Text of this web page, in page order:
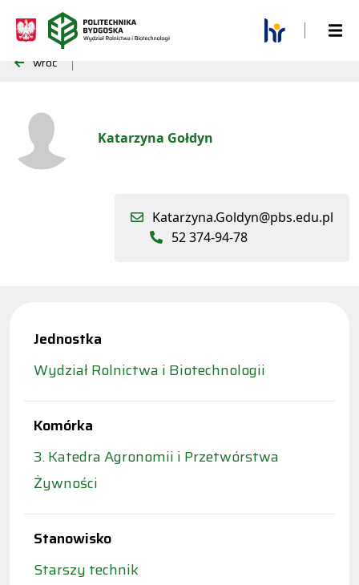
wróć
Katarzyna Gołdyn
Katarzyna.Goldyn@pbs.edu.pl
52 374-94-78
Jednostka
Wydział Rolnictwa i Biotechnologii
Komórka
3. Katedra Agronomii i Przetwórstwa
Żywności
Stanowisko
Starszy technik